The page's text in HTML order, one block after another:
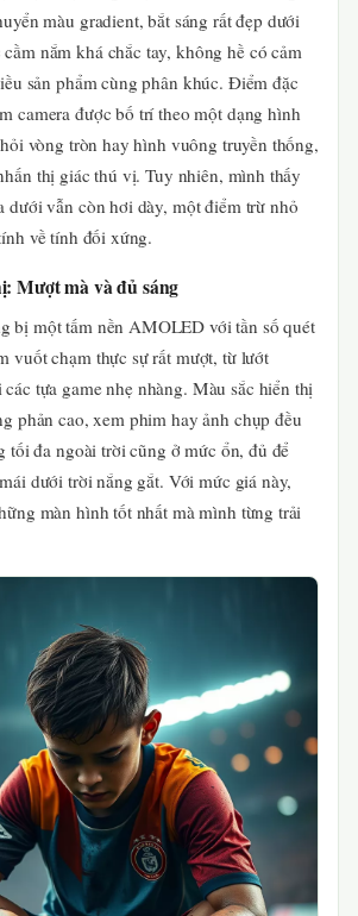
màu gradient, bắt sáng rất đẹp dưới
nắm khá chắc tay, không hề có cảm
sản phẩm cùng phân khúc. Điểm đặc
camera được bố trí theo một dạng hình
vòng tròn hay hình vuông truyền thống,
thị giác thú vị. Tuy nhiên, mình thấy
dưới vẫn còn hơi dày, một điểm trừ nhỏ
về tính đối xứng.
Mượt mà và đủ sáng
bị một tấm nền AMOLED với tần số quét
vuốt chạm thực sự rất mượt, từ lướt
tựa game nhẹ nhàng. Màu sắc hiển thị
phản cao, xem phim hay ảnh chụp đều
tối đa ngoài trời cũng ở mức ổn, đủ để
dưới trời nắng gắt. Với mức giá này,
màn hình tốt nhất mà mình từng trải